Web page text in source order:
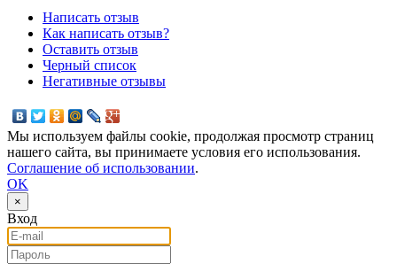
Написать отзыв
Как написать отзыв?
Оставить отзыв
Черный список
Негативные отзывы
Мы используем файлы cookie, продолжая просмотр страниц
нашего сайта, вы принимаете условия его использования.
Соглашение об использовании.
OK
×
Вход
E-mail
Пароль